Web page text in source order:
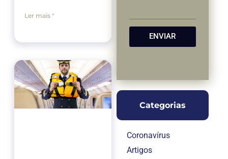
Ler mais "
ENVIAR
Categorias
Coronavírus
Artigos